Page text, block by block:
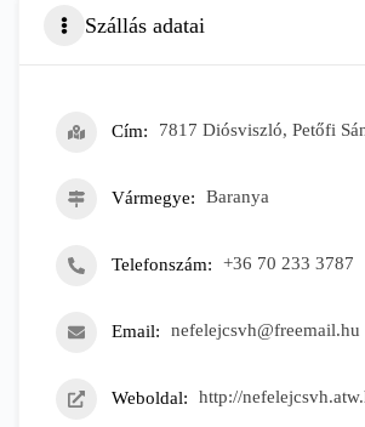
Szállás adatai
Cím 7817 Diósviszló, Petőfi
Vármegye Baranya
Telefonszám +36 70 233 3787
Email nefelejcsvh@freemail.hu
Weboldal http://